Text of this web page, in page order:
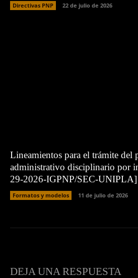
Directivas PNP 22 de julio de 2026
Lineamientos para el trámite del
administrativo disciplinario por
29-2026-IGPNP/SEC-UNIPLA]
Formatos y modelos 11 de julio de 2026
DEJA UNA RESPUESTA